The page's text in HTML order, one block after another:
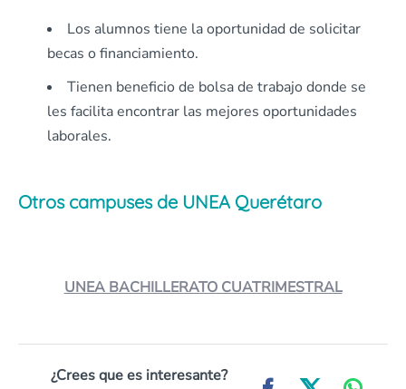
Los alumnos tiene la oportunidad de solicitar
becas o financiamiento.
Tienen beneficio de bolsa de trabajo donde se
les facilita encontrar las mejores oportunidades
laborales.
Otros campuses de UNEA Querétaro
UNEA BACHILLERATO CUATRIMESTRAL
¿Crees que es interesante?